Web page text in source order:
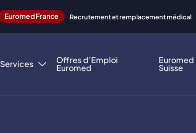
Euromed France Recrutement et remplacement médical
Services Offres d’Emploi
Euromed
Euromed
Suisse